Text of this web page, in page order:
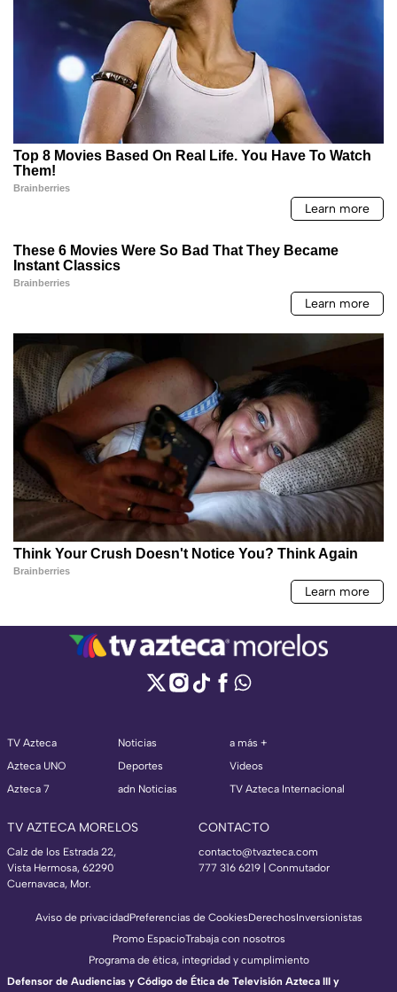
TV Azteca
Azteca UNO
Azteca 7
Noticias
Deportes
adn Noticias
a más +
Videos
TV Azteca Internacional
TV AZTECA MORELOS
Calz de los Estrada 22,
Vista Hermosa, 62290
Cuernavaca, Mor.
CONTACTO
contacto@tvazteca.com
777 316 6219 | Conmutador
Aviso de privacidadPreferencias de CookiesDerechosInversionistas
Promo EspacioTrabaja con nosotros
Programa de ética, integridad y cumplimiento
Defensor de Audiencias y Código de Ética de Televisión Azteca III y